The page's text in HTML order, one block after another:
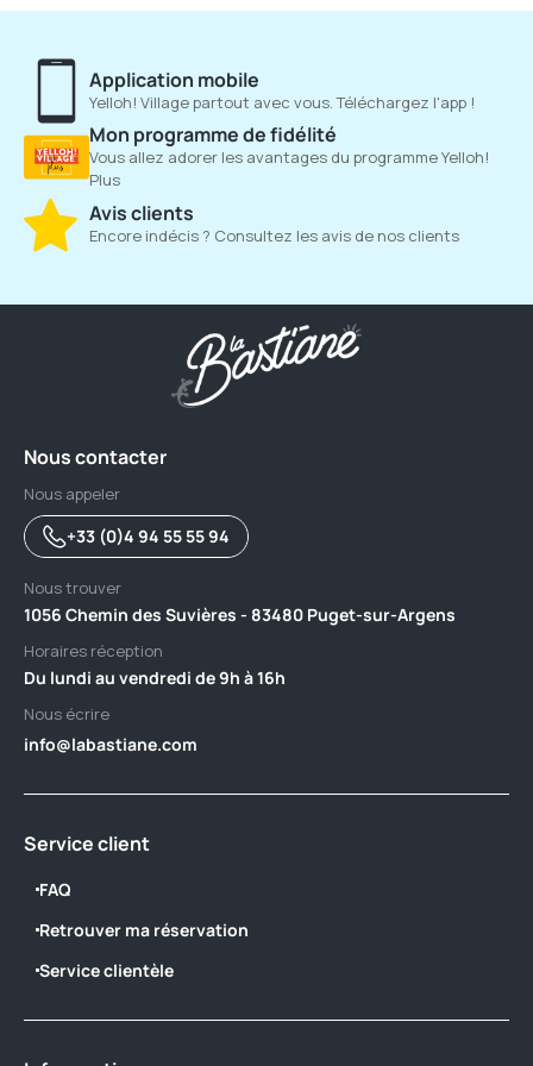
Application mobile
Yelloh! Village partout avec vous. Téléchargez l'app !
Mon programme de fidélité
Vous allez adorer les avantages du programme Yelloh!
Plus
Avis clients
Encore indécis ? Consultez les avis de nos clients
Nous contacter
Nous appeler
+33 (0)4 94 55 55 94
Nous trouver
1056 Chemin des Suvières - 83480 Puget-sur-Argens
Horaires réception
Du lundi au vendredi de 9h à 16h
Nous écrire
info@labastiane.com
Service client
FAQ
Retrouver ma réservation
Service clientèle